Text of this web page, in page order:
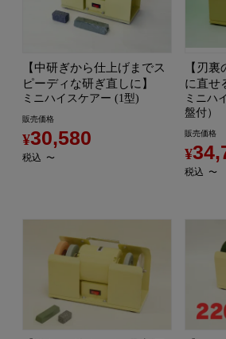
【中研ぎから仕上げまでス
ピーディな研ぎ直しに】
ミニハイスケアー (1型)
販売価格
¥30,580
税込 〜
【刃
に直せ
ミニハ
盤付）
販売価格
¥
税込 〜